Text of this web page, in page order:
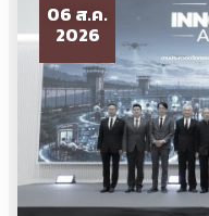
06 ส.ค.
2026